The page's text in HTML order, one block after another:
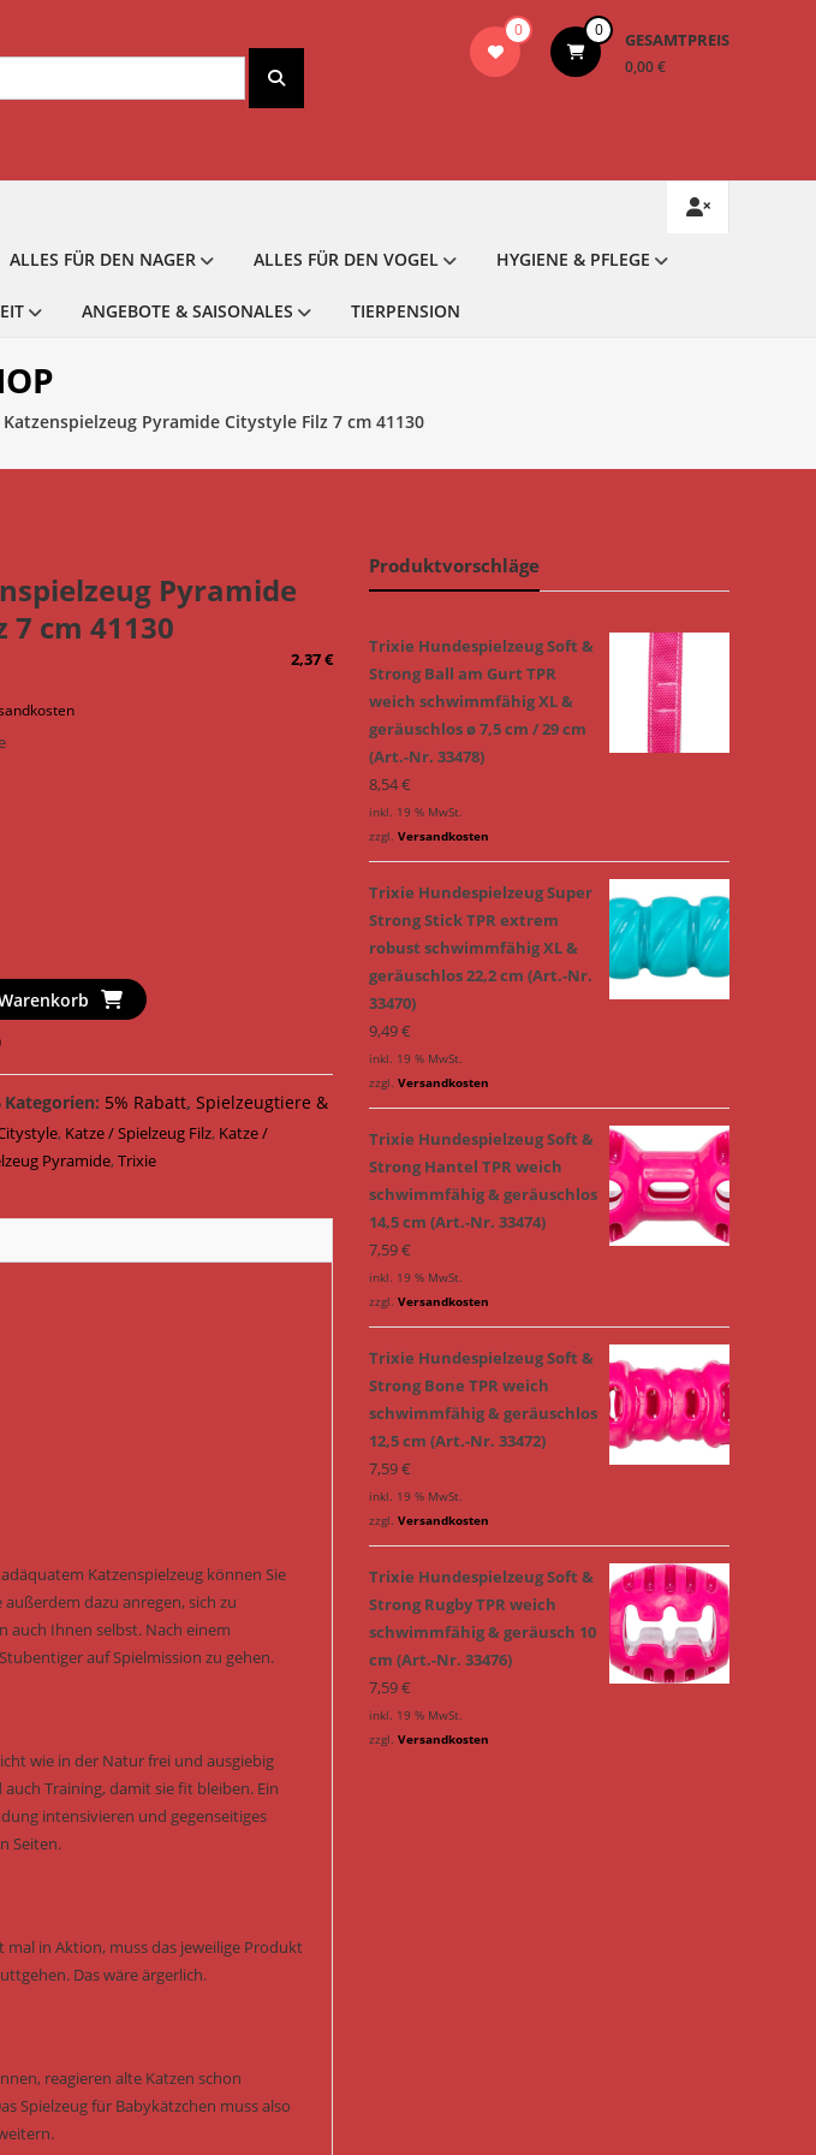
0 0 GESAMTPREIS
0,00 €
ALLES FÜR DEN NAGER ALLES FÜR DEN VOGEL HYGIENE & PFLEGE
ANGEBOTE & SAISONALES TIERPENSION
Pyramide Citystyle Filz 7 cm 41130
Pyramide
7 cm 41130
2,37€
Kategorien: 5% Rabatt,Spielzeugtiere &
, Katze / Spielzeug Filz, Katze /
Pyramide,Trixie
Katzenspielzeug können Sie
dazu anregen, sich zu
auch Ihnen selbst. Nach einem
auf Spielmission zu gehen.
wie in der Natur frei und ausgiebig
Training, damit sie fit bleiben. Ein
intensivieren und gegenseitiges
Seiten.
mal in Aktion, muss das jeweilige Produkt
Das wäre ärgerlich.
reagieren alte Katzen schon
Spielzeug für Babykätzchen muss also
Produktvorschläge
Trixie Hundespielzeug Soft &
Strong Ball am Gurt TPR
weich schwimmfähig XL &
geräuschlos ø 7,5 cm / 29 cm
(Art.-Nr. 33478)
8,54€
inkl. 19 % MwSt.
zzgl. Versandkosten
Trixie Hundespielzeug Super
Strong Stick TPR extrem
robust schwimmfähig XL &
geräuschlos 22,2 cm (Art.-Nr.
33470)
9,49€
inkl. 19 % MwSt.
zzgl. Versandkosten
Trixie Hundespielzeug Soft &
Strong Hantel TPR weich
schwimmfähig & geräuschlos
14,5 cm (Art.-Nr. 33474)
7,59€
inkl. 19 % MwSt.
zzgl. Versandkosten
Trixie Hundespielzeug Soft &
Strong Bone TPR weich
schwimmfähig & geräuschlos
12,5 cm (Art.-Nr. 33472)
7,59€
inkl. 19 % MwSt.
zzgl. Versandkosten
Trixie Hundespielzeug Soft &
Strong Rugby TPR weich
schwimmfähig & geräusch 10
cm (Art.-Nr. 33476)
7,59€
inkl. 19 % MwSt.
zzgl. Versandkosten